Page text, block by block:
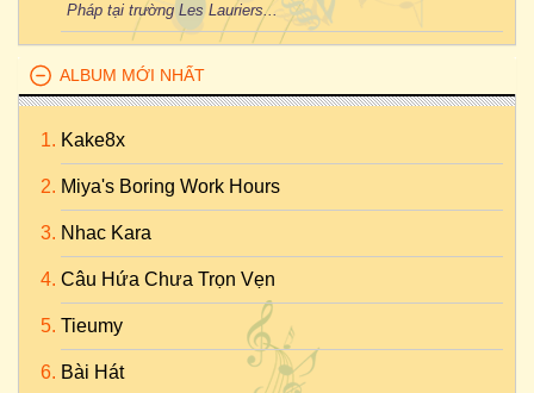
Pháp tại trường Les Lauriers...
ALBUM MỚI NHẤT
Kake8x
Miya's Boring Work Hours
Nhac Kara
Câu Hứa Chưa Trọn Vẹn
Tieumy
Bài Hát